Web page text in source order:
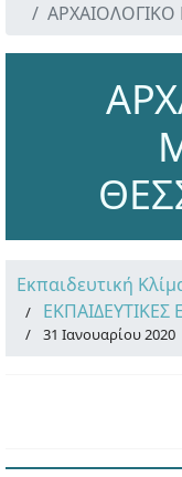
Εκπαιδευτική
31 Ιανουαρίου 2020